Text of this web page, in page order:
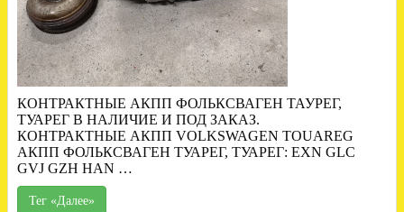
КОНТРАКТНЫЕ АКПП ФОЛЬКСВАГЕН ТАУРЕГ,
ТУАРЕГ В НАЛИЧИЕ И ПОД ЗАКАЗ.
КОНТРАКТНЫЕ АКПП VOLKSWAGEN TOUAREG
АКПП ФОЛЬКСВАГЕН ТУАРЕГ, ТУАРЕГ: EXN GLC
GVJ GZH HAN …
Тег «Далее»